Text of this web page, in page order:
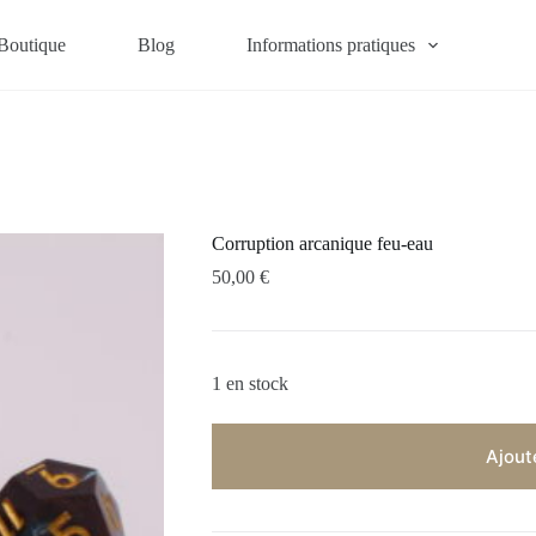
Blog Informations pratiques
Corruption arcanique feu-eau
50,00 €
1 en stock